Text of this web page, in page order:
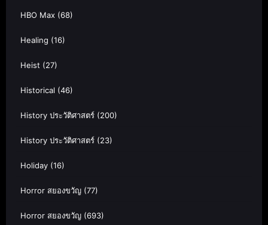
HBO Max (68)
Healing (16)
Heist (27)
Historical (46)
History ประวัติศาสตร์ (200)
History ประวัติศาสตร์ (23)
Holiday (16)
Horror สยองขวัญ (77)
Horror สยองขวัญ (693)